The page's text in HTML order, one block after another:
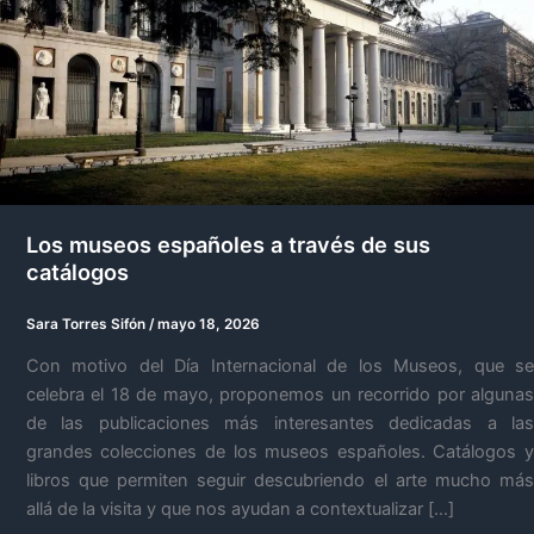
Los museos españoles a través de sus
catálogos
Sara Torres Sifón /mayo 18, 2026
Con motivo del Día Internacional de los Museos, que se
celebra el 18 de mayo, proponemos un recorrido por algunas
de las publicaciones más interesantes dedicadas a las
grandes colecciones de los museos españoles. Catálogos y
libros que permiten seguir descubriendo el arte mucho más
allá de la visita y que nos ayudan a contextualizar […]